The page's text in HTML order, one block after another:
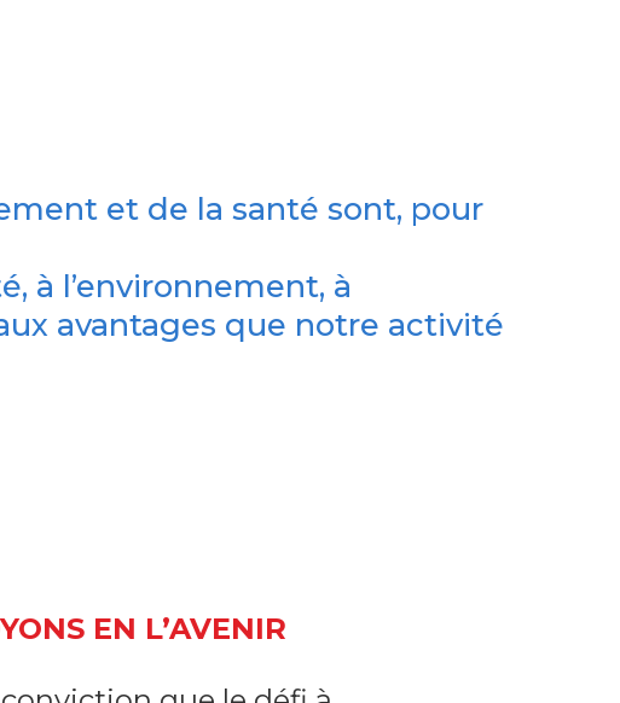
et de la santé sont, pour
à l’environnement, à
avantages que notre activité
EN L’AVENIR